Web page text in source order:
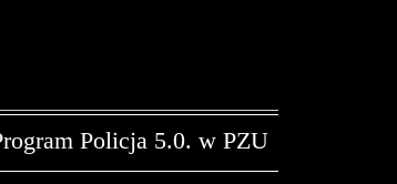
Policja 5.0. w PZU